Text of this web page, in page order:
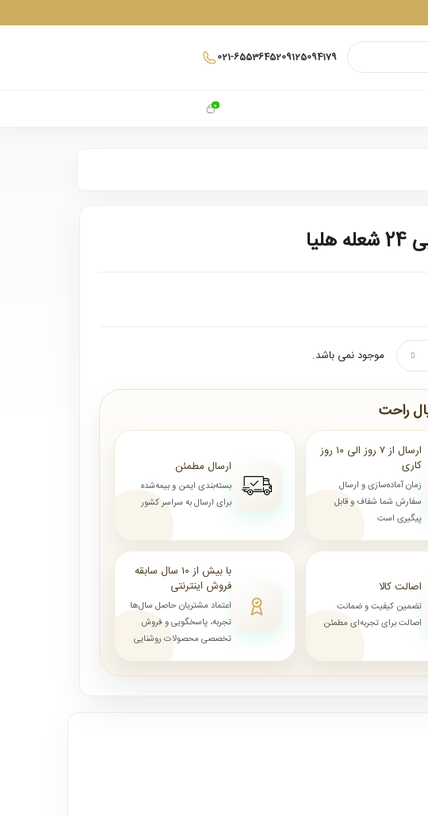
021-6553645209125094179
0
موجود نمی باشد.
راحت
ارسال از ۷ روز الی ۱۰ روز
کاری
زمان آماده‌سازی و ارسال
سفارش شما شفاف و قابل
پیگیری است
ارسال مطمئن
بسته‌بندی ایمن و بیمه‌شده
برای ارسال به سراسر کشور
اصالت کالا
تضمین کیفیت و ضمانت
اصالت برای تجربه‌ای مطمئن
با بیش از ۱۰ سال سابقه
فروش اینترنتی
اعتماد مشتریان حاصل سال‌ها
تجربه، پاسخگویی و فروش
تخصصی محصولات روشنایی